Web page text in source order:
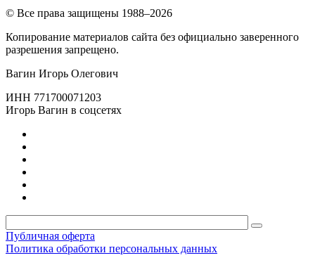
© Все права защищены 1988–2026
Копирование материалов сайта без официально заверенного
разрешения запрещено.
Вагин Игорь Олегович
ИНН 771700071203
Игорь Вагин в соцсетях
Публичная оферта
Политика обработки персональных данных